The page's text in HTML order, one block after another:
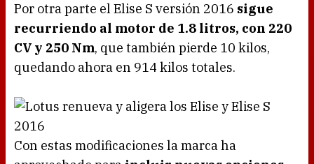
Por otra parte el Elise S versión 2016 sigue
recurriendo al motor de 1.8 litros, con 220
CV y 250 Nm, que también pierde 10 kilos,
quedando ahora en 914 kilos totales.
Con estas modificaciones la marca ha